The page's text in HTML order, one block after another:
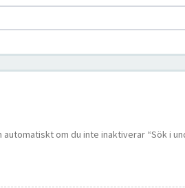
om du inte inaktiverar “Sök i